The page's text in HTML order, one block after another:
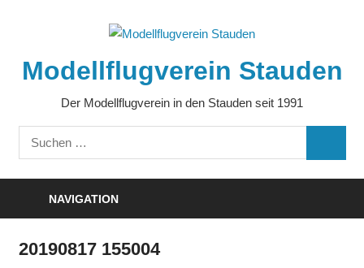
Modellflugverein Stauden
Der Modellflugverein in den Stauden seit 1991
Suchen
nach:
NAVIGATION
20190817 155004